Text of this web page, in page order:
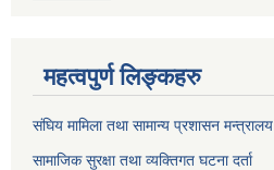
महत्वपुर्ण लिङ्कहरु
संघिय मामिला तथा सामान्य प्रशासन मन्त्रालय
सामाजिक सुरक्षा तथा व्यक्तिगत घटना दर्ता